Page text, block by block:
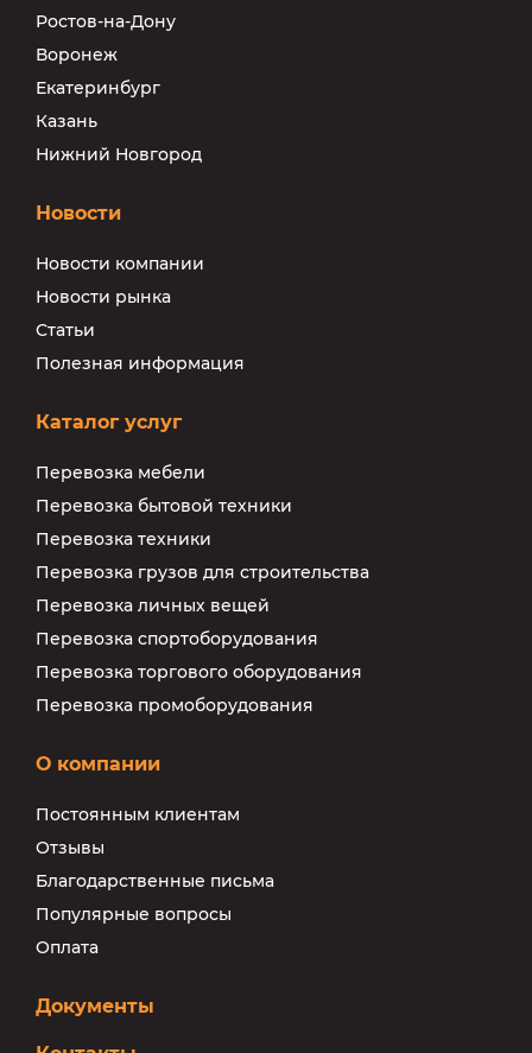
Ростов-на-Дону
Воронеж
Екатеринбург
Казань
Нижний Новгород
Новости
Новости компании
Новости рынка
Статьи
Полезная информация
Каталог услуг
Перевозка мебели
Перевозка бытовой техники
Перевозка техники
Перевозка грузов для строительства
Перевозка личных вещей
Перевозка спортоборудования
Перевозка торгового оборудования
Перевозка промоборудования
О компании
Постоянным клиентам
Отзывы
Благодарственные письма
Популярные вопросы
Оплата
Документы